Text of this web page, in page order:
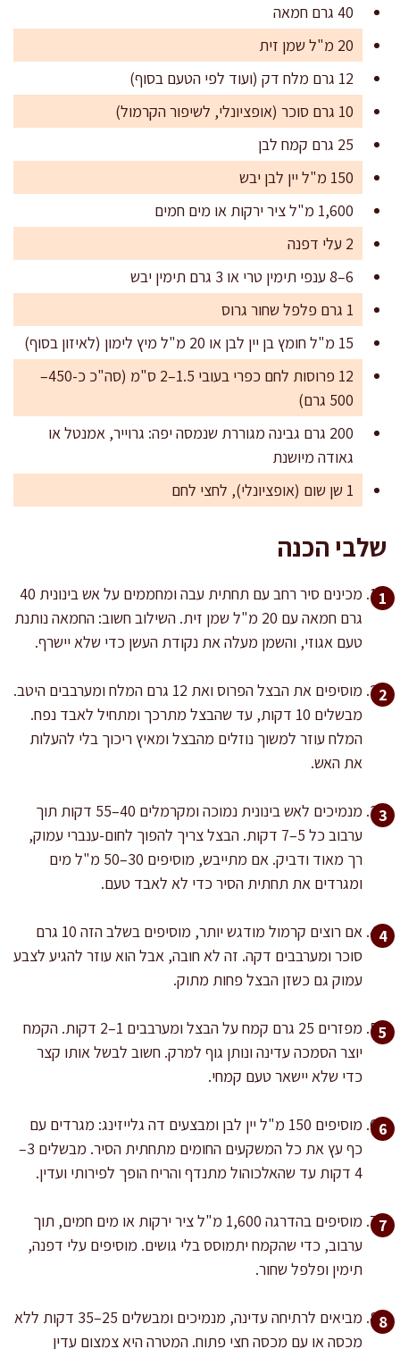
40 גרם חמאה
20 מ"ל שמן זית
12 גרם מלח דק (ועוד לפי הטעם בסוף)
10 גרם סוכר (אופציונלי, לשיפור הקרמול)
25 גרם קמח לבן
150 מ"ל יין לבן יבש
1,600 מ"ל ציר ירקות או מים חמים
2 עלי דפנה
6–8 ענפי תימין טרי או 3 גרם תימין יבש
1 גרם פלפל שחור גרוס
15 מ"ל חומץ בן יין לבן או 20 מ"ל מיץ לימון (לאיזון בסוף)
12 פרוסות לחם כפרי בעובי 1.5–2 ס"מ (סה"כ כ-450–
500 גרם)
200 גרם גבינה מגוררת שנמסה יפה: גרוייר, אמנטל או
גאודה מיושנת
1 שן שום (אופציונלי), לחצי לחם
שלבי הכנה
מכינים סיר רחב עם תחתית עבה ומחממים על אש בינונית 40
גרם חמאה עם 20 מ"ל שמן זית. השילוב חשוב: החמאה נותנת
טעם אגוזי, והשמן מעלה את נקודת העשן כדי שלא יישרף.
מוסיפים את הבצל הפרוס ואת 12 גרם המלח ומערבבים היטב.
מבשלים 10 דקות, עד שהבצל מתרכך ומתחיל לאבד נפח.
המלח עוזר למשוך נוזלים מהבצל ומאיץ ריכוך בלי להעלות
את האש.
מנמיכים לאש בינונית נמוכה ומקרמלים 40–55 דקות תוך
ערבוב כל 5–7 דקות. הבצל צריך להפוך לחום-ענברי עמוק,
רך מאוד ודביק. אם מתייבש, מוסיפים 30–50 מ"ל מים
ומגרדים את תחתית הסיר כדי לא לאבד טעם.
אם רוצים קרמול מודגש יותר, מוסיפים בשלב הזה 10 גרם
סוכר ומערבבים דקה. זה לא חובה, אבל הוא עוזר להגיע לצבע
עמוק גם כשזן הבצל פחות מתוק.
מפזרים 25 גרם קמח על הבצל ומערבבים 1–2 דקות. הקמח
יוצר הסמכה עדינה ונותן גוף למרק. חשוב לבשל אותו קצר
כדי שלא יישאר טעם קמחי.
מוסיפים 150 מ"ל יין לבן ומבצעים דה גלייזינג: מגרדים עם
כף עץ את כל המשקעים החומים מתחתית הסיר. מבשלים 3–
4 דקות עד שהאלכוהול מתנדף והריח הופך לפירותי ועדין.
מוסיפים בהדרגה 1,600 מ"ל ציר ירקות או מים חמים, תוך
ערבוב, כדי שהקמח יתמוסס בלי גושים. מוסיפים עלי דפנה,
תימין ופלפל שחור.
מביאים לרתיחה עדינה, מנמיכים ומבשלים 25–35 דקות ללא
מכסה או עם מכסה חצי פתוח. המטרה היא צמצום עדין